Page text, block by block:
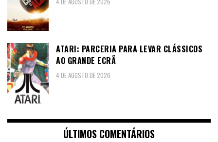
ATARI: PARCERIA PARA LEVAR CLÁSSICOS
AO GRANDE ECRÃ
4 DE AGOSTO DE 2026
ÚLTIMOS COMENTÁRIOS